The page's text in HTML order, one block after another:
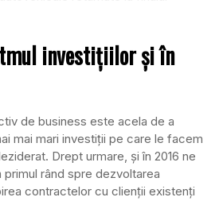
investiţiilor şi în
de business este acela de a
mai mari investiţii pe care le facem
Drept urmare, şi în 2016 ne
rând spre dezvoltarea
contractelor cu clienţii existenţi